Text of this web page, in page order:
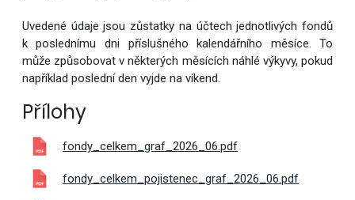
Uvedené údaje jsou zůstatky na účtech jednotlivých fondů
k poslednímu dni příslušného kalendářního měsíce. To
může způsobovat v některých měsících náhlé výkyvy, pokud
například poslední den vyjde na víkend.
Přílohy
fondy_celkem_graf_2026_06.pdf
fondy_celkem_pojistenec_graf_2026_06.pdf